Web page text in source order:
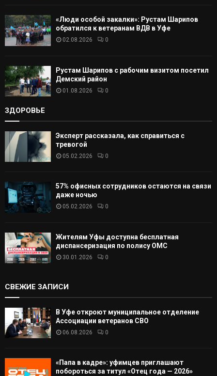
«Люди особой закалки»: Рустам Шарипов
обратился к ветеранам ВДВ в Уфе
02.08.2026 0
Рустам Шарипов с рабочим визитом посетил
Демский район
01.08.2026 0
ЗДОРОВЬЕ
Эксперт рассказала, как справиться с
тревогой
05.02.2026 0
57% офисных сотрудников остаются на связи
даже ночью
05.02.2026 0
Жителям Уфы доступна бесплатная
диспансеризация по полису ОМС
30.01.2026 0
СВЕЖИЕ ЗАПИСИ
В Уфе откроют муниципальное отделение
Ассоциации ветеранов СВО
06.08.2026 0
«Папа в кадре»: уфимцев приглашают
побороться за титул «Отец года — 2026»